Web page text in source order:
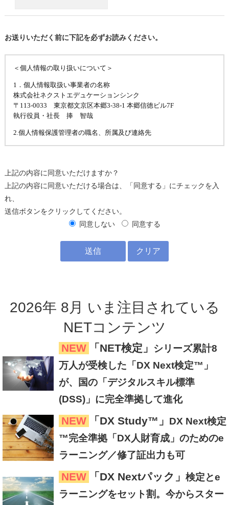
お送りいただく前に下記を必ずお読みください。
上記の内容に同意いただけますか？
上記の内容に同意いただける場合は、「同意する」にチェックを入
れ、
送信ボタンをクリックしてください。
同意しない
同意する
2026年 8月 いま注目 されている
NETコンテンツ
NEW 「NET検定」
シリーズ累計8
万人が受検した「DX Next検定™」
が、国の「デジタルスキル標準
(DSS)」に完全準拠して進化
NEW 「DX Study™」 DX Next検定
™完全準拠「DX人財育成」のためのe
ラーニング／修了証出力も可
NEW 「DX Nextパック」 検定とe
ラーニングをセット割。今からスター